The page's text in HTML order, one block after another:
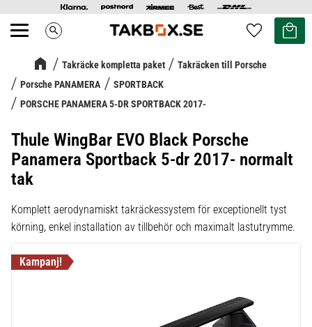
Meny search Favoriter
Kundvagn
Takräcke kompletta paket
Takräcken till Porsche
Porsche PANAMERA
SPORTBACK
PORSCHE PANAMERA 5-DR SPORTBACK 2017-
Thule WingBar EVO Black Porsche
Panamera Sportback 5-dr 2017- normalt
tak
Komplett aerodynamiskt takräckessystem för exceptionellt tyst
körning, enkel installation av tillbehör och maximalt lastutrymme.